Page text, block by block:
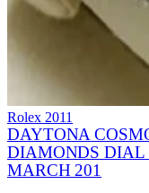
Rolex 2011
DAYTONA
DIAMONDS DIAL
MARCH 201